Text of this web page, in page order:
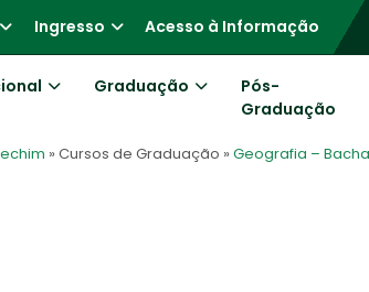
Ingresso Acesso à Informação
Graduação
Pós-
Graduação
» Cursos de Graduação » Geografia –